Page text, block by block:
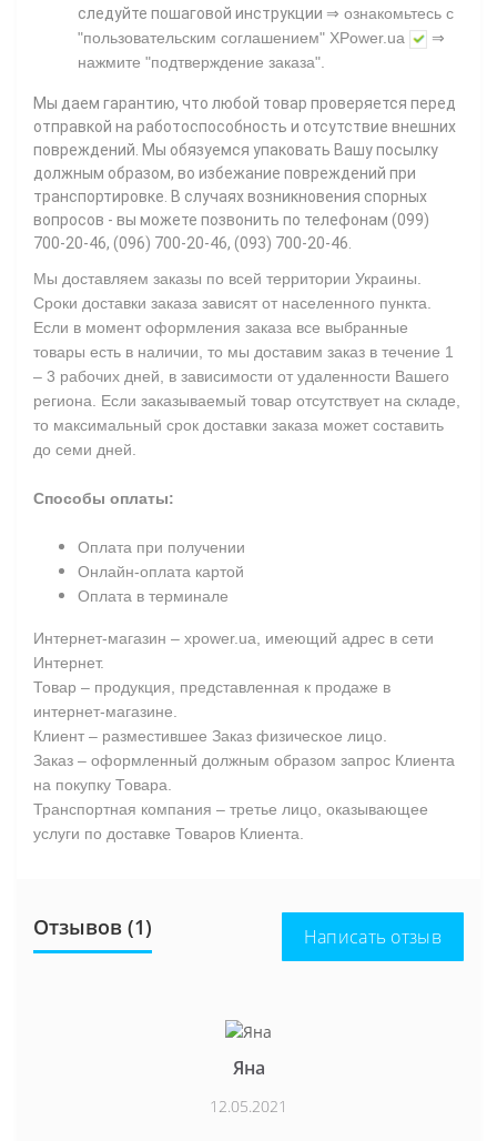
следуйте пошаговой инструкции ⇒ ознакомьтесь с
"пользовательским соглашением" XPower.ua
⇒
нажмите "подтверждение заказа"
Мы даем гарантию, что любой товар проверяется перед
отправкой на работоспособность и отсутствие внешних
повреждений. Мы обязуемся упаковать Вашу посылку
должным образом, во избежание повреждений при
транспортировке. В случаях возникновения спорных
вопросов - вы можете позвонить по телефонам (099)
700-20-46, (096) 700-20-46, (093) 700-20-46.
Мы доставляем заказы по всей территории Украины.
Сроки доставки заказа зависят от населенного пункта.
Если в момент оформления заказа все выбранные
товары есть в наличии, то мы доставим заказ в течение 1
– 3 рабочих дней, в зависимости от удаленности Вашего
региона. Если заказываемый товар отсутствует на складе,
то максимальный срок доставки заказа может составить
до семи дней.
Способы оплаты:
Оплата при получении
Онлайн-оплата картой
Оплата в терминале
Интернет-магазин – xpower.ua, имеющий адрес в сети
Интернет.
Товар – продукция, представленная к продаже в
интернет-магазине.
Клиент – разместившее Заказ физическое лицо.
Заказ – оформленный должным образом запрос Клиента
на покупку Товара.
Транспортная компания – третье лицо, оказывающее
услуги по доставке Товаров Клиента.
Отзывов (1) Написать отзыв
Яна
12.05.2021